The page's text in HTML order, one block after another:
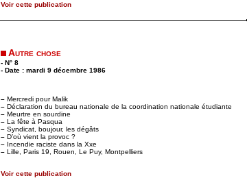
Voir cette publication
Autre chose
- N° 8
- Date : mardi 9 décembre 1986
– Mercredi pour Malik
– Déclaration du bureau nationale de la coordination nationale étudiante
– Meurtre en sourdine
– La fête à Pasqua
– Syndicat, boujour, les dégâts
– D’où vient la provoc ?
– Incendie raciste dans la Xxe
– Lille, Paris 19, Rouen, Le Puy, Montpelliers
Voir cette publication